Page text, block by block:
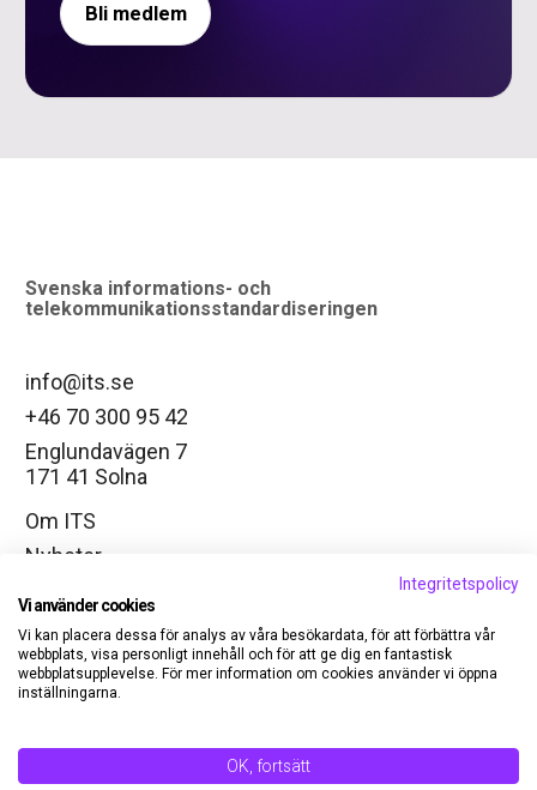
Bli medlem
Svenska informations- och
telekommunikationsstandardiseringen
info@its.se
+46 70 300 95 42
Englundavägen 7
171 41 Solna
Om ITS
Nyheter
Ändra cookie-inställningar
LinkedIn
Medlem
Integritetspolicy
Vi använder cookies
Vi kan placera dessa för analys av våra besökardata, för att förbättra vår
webbplats, visa personligt innehåll och för att ge dig en fantastisk
webbplatsupplevelse. För mer information om cookies använder vi öppna
inställningarna.
OK, fortsätt